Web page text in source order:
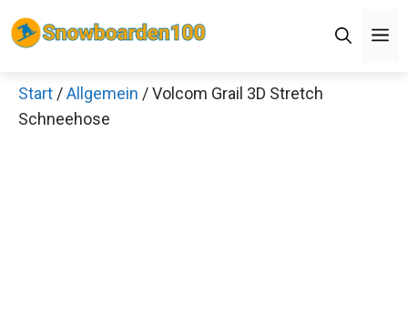
Inhalt
Start /Allgemein / Volcom Grail 3D Stretch
Schneehose